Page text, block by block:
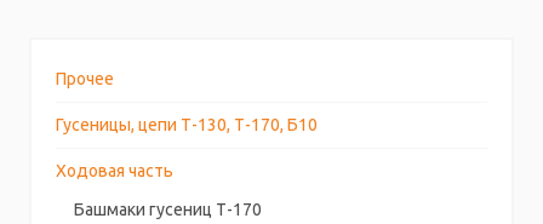
Прочее
Гусеницы, цепи Т-130, Т-170, Б10
Ходовая часть
Башмаки гусениц Т-170